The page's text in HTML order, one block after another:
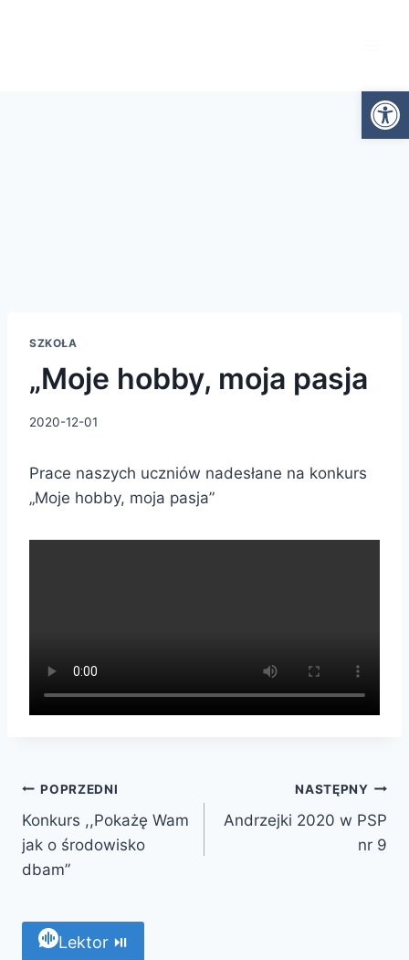
SZKOŁA
„Moje hobby, moja pasja
2020-12-01
Prace naszych uczniów nadesłane na konkurs
„Moje hobby, moja pasja”
POPRZEDNI
Konkurs ,,Pokażę Wam
jak o środowisko
dbam”
NASTĘPNY
Andrzejki 2020 w PSP
nr 9
Lektor ⏯